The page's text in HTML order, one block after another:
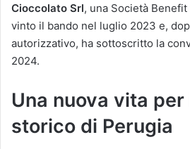
Cioccolato Srl, una Società
vinto il bando nel luglio 2023 e,
autorizzativo, ha sottoscritto la
2024.
Una nuova vita
storico di Perugia